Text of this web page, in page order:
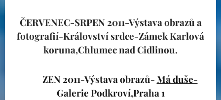
ČERVENEC-SRPEN 2011-Výstava obrazů a
fotografií-Království srdce-Zámek Karlová
koruna,Chlumec nad Cidlinou.
ZEN 2011-Výstava obrazů-Má duše-
Galerie Podkroví,Praha 1